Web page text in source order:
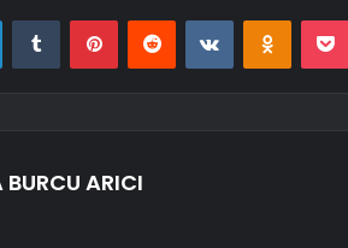
LinkedInTumblr PinterestReddit VKontakte
BURCU ARICI